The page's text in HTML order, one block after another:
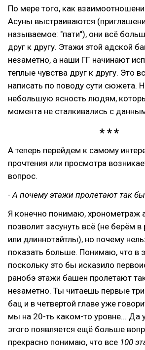
По мере того, как
Асуны выстраиваются
называемое: "пати"), они всё
друг к другу. Этажи этой адской
незаметно, а наши ГГ начинают
теплые чувства друг к другу. Это
написать по поводу сути сюжета.
небольшую ясность людям,
момента не сталкивались с
А теперь перейдем к самому
прочтения или просмотра
вопрос.
- А почему этажи пролетают так
Я конечно понимаю, хронометраж
позволит засунуть всё (не берём в
или длиннотайтлы), но почему
показать больше. Понимаю, что в
поскольку это бы исказило
ранобэ этажи башен пролетают
незаметно. Ты читаешь первые
бац и в четвертой главе уже
мы на 20-ть каком-то уровне... Да
этого появляется ещё больше
прекрасно понимаю, что все 100